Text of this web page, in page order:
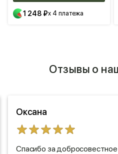
1 248 ₽x 4 платежа
Отзывы о
Оксана
Спасибо за добросовестное